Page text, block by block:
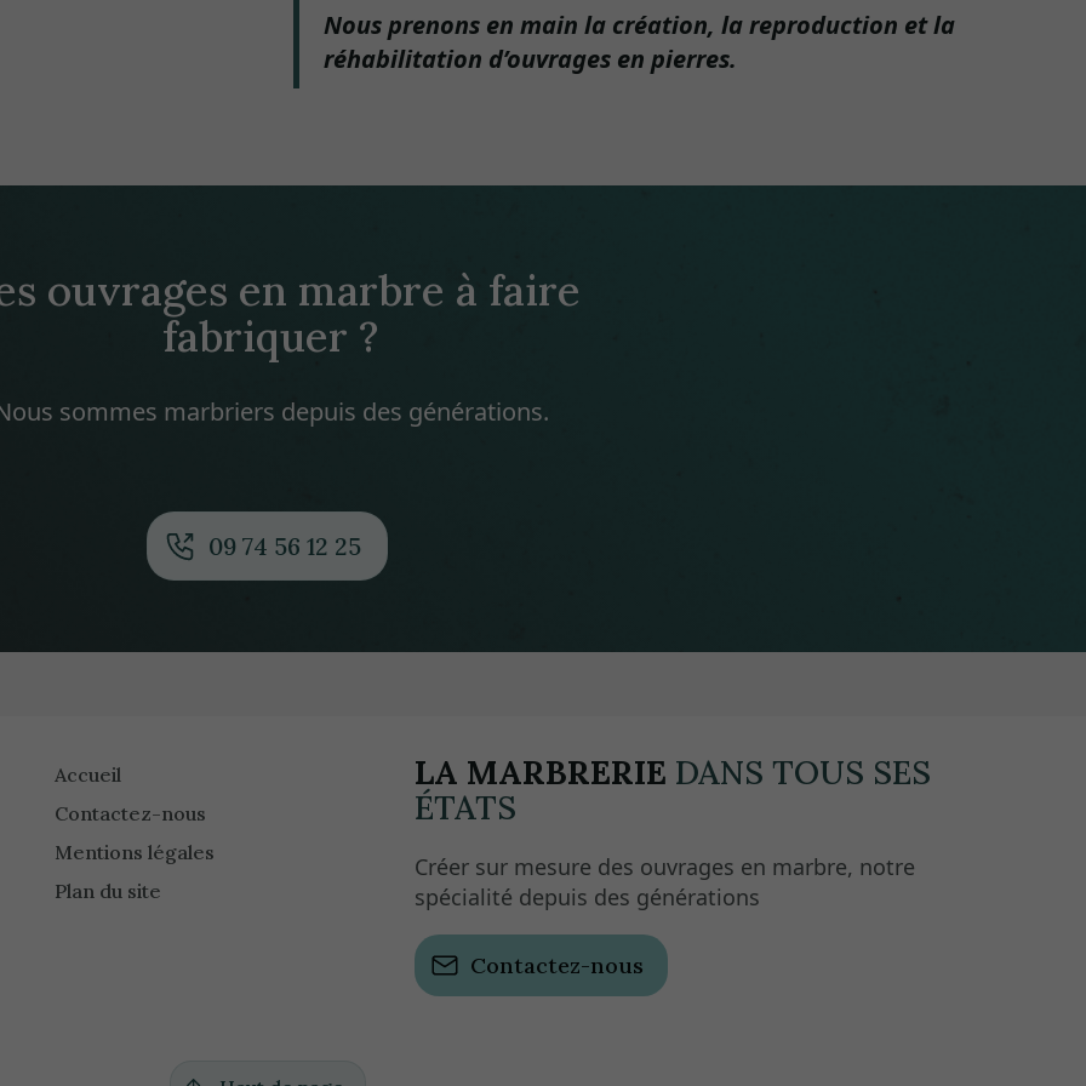
Nous prenons en main la création, la reproduction et la
réhabilitation d’ouvrages en pierres.
ouvrages en marbre à faire
fabriquer ?
sommes marbriers depuis des générations.
09 74 56 12 25
Accueil
Contactez-nous
Mentions légales
Plan du site
LA MARBRERIE DANS TOUS SES
ÉTATS
Créer sur mesure des ouvrages en marbre, notre
spécialité depuis des générations
Contactez-nous